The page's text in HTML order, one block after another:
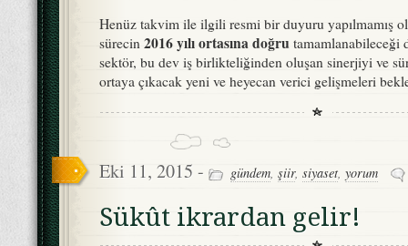
Henüz takvim ile ilgili resmi bir duyuru yapılmamış
sürecin 2016 yılı ortasına doğru tamamlanabileceği
sektör, bu dev iş birlikteliğinden oluşan sinerjiyi ve
ortaya çıkacak yeni ve heyecan verici gelişmeleri
Eki 11, 2015 - gündem, şiir, siyaset, yorum
Sükût ikrardan gelir!